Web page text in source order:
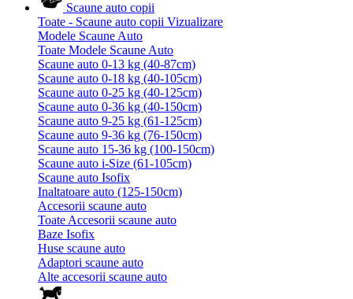
Scaune auto copii
Toate - Scaune auto copii Vizualizare
Modele Scaune Auto
Toate Modele Scaune Auto
Scaune auto 0-13 kg (40-87cm)
Scaune auto 0-18 kg (40-105cm)
Scaune auto 0-25 kg (40-125cm)
Scaune auto 0-36 kg (40-150cm)
Scaune auto 9-25 kg (61-125cm)
Scaune auto 9-36 kg (76-150cm)
Scaune auto 15-36 kg (100-150cm)
Scaune auto i-Size (61-105cm)
Scaune auto Isofix
Inaltatoare auto (125-150cm)
Accesorii scaune auto
Toate Accesorii scaune auto
Baze Isofix
Huse scaune auto
Adaptori scaune auto
Alte accesorii scaune auto